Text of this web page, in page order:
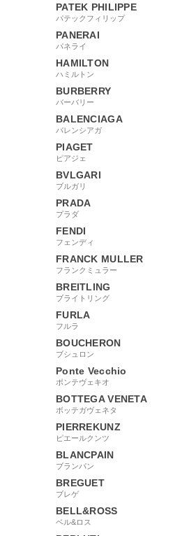
PATEK PHILIPPE
パテックフィリップ
PANERAI
パネライ
HAMILTON
ハミルトン
BURBERRY
バーバリー
BALENCIAGA
バレンシアガ
PIAGET
ピアジェ
BVLGARI
ブルガリ
PRADA
プラダ
FENDI
フェンディ
FRANCK MULLER
フランクミュラー
BREITLING
ブライトリング
FURLA
フルラ
BOUCHERON
ブシュロン
Ponte Vecchio
ポンテヴェキオ
BOTTEGA VENETA
ボッテガヴェネタ
PIERREKUNZ
ピエールクンツ
BLANCPAIN
ブランパン
BREGUET
ブレゲ
BELL&ROSS
ベル&ロス